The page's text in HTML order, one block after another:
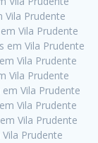
Vila Prudente
Vila Prudente
em Vila Prudente
Vila Prudente
Vila Prudente
Vila Prudente
Vila Prudente
Vila Prudente
Prudente